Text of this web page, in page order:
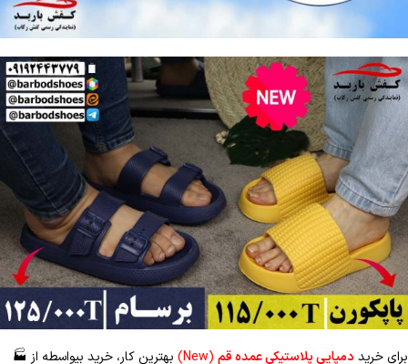
برای خرید دمپایی پلاستیکی عمده قم (New) بهترین کار، خرید بیواسطه از 🏭